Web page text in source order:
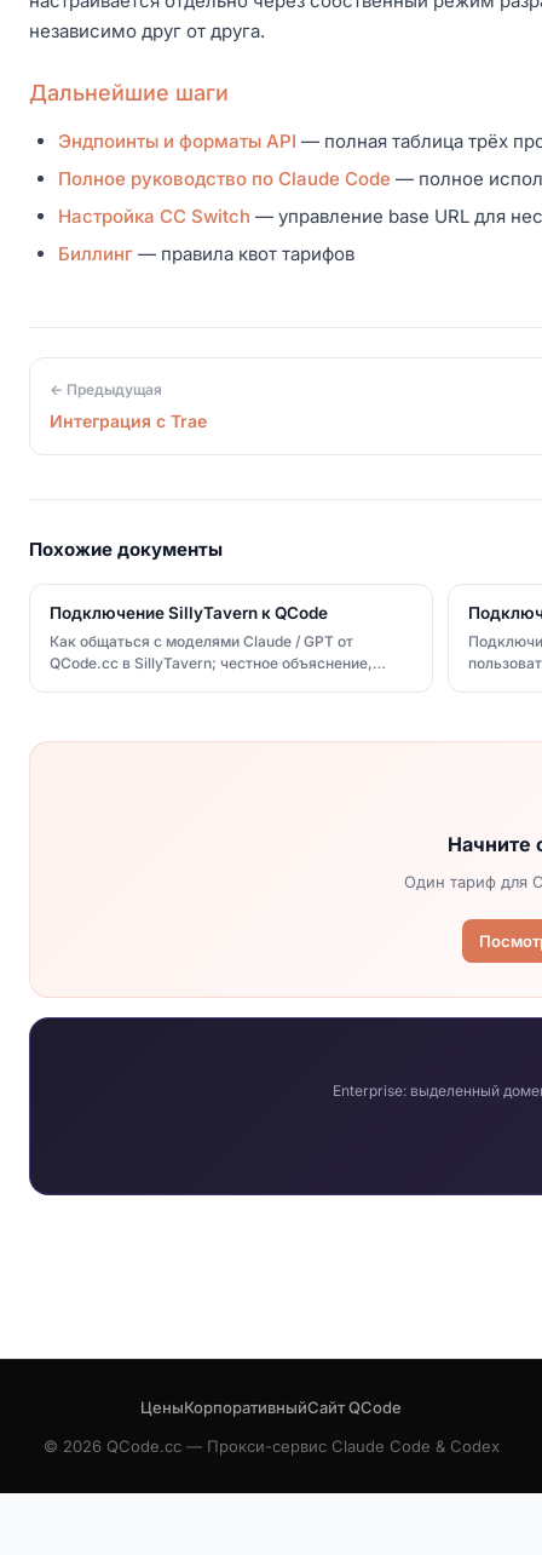
независимо друг от друга.
Дальнейшие шаги
Эндпоинты и форматы API — полная таблица трёх
Полное руководство по Claude Code — полное
Настройка CC Switch — управление base URL для
Биллинг — правила квот тарифов
← Предыдущая
Интеграция с Trae
Похожие документы
Подключение SillyTavern к QCode
Как общаться с моделями Claude / GPT от
QCode.cc в SillyTavern; честное объяснение,
Начните
Один тариф для
Enterprise: выделенный
ЦеныКорпоративныйСайт QCode
© 2026 QCode.cc — Прокси-сервис Claude Code & Codex